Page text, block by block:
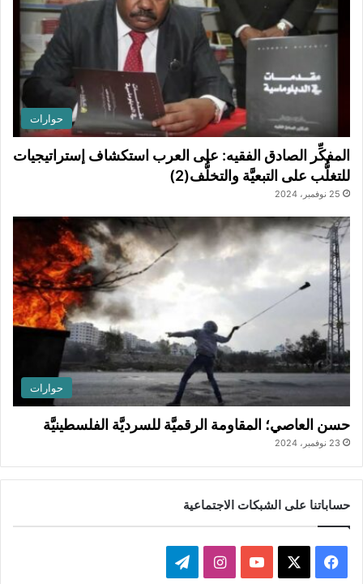
حوارات
المفكِّر الصادق الفقيه: على العرب استكشاف إستراتيجيات
للتغلُّب على التبعيَّة والتخلُّف(2)
25 نوفمبر، 2024
حوارات
حسن العاصي؛ المقاومة الرقميَّة للسرديَّة الفلسطينيَّة
23 نوفمبر، 2024
حساباتنا على الشبكات الاجتماعية